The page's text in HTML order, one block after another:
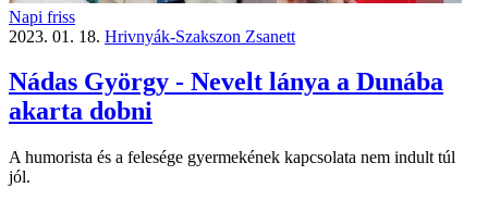
Napi friss
2023. 01. 18. Hrivnyák-Szakszon Zsanett
Nádas György - Nevelt lánya a Dunába
akarta dobni
A humorista és a felesége gyermekének kapcsolata nem indult túl
jól.